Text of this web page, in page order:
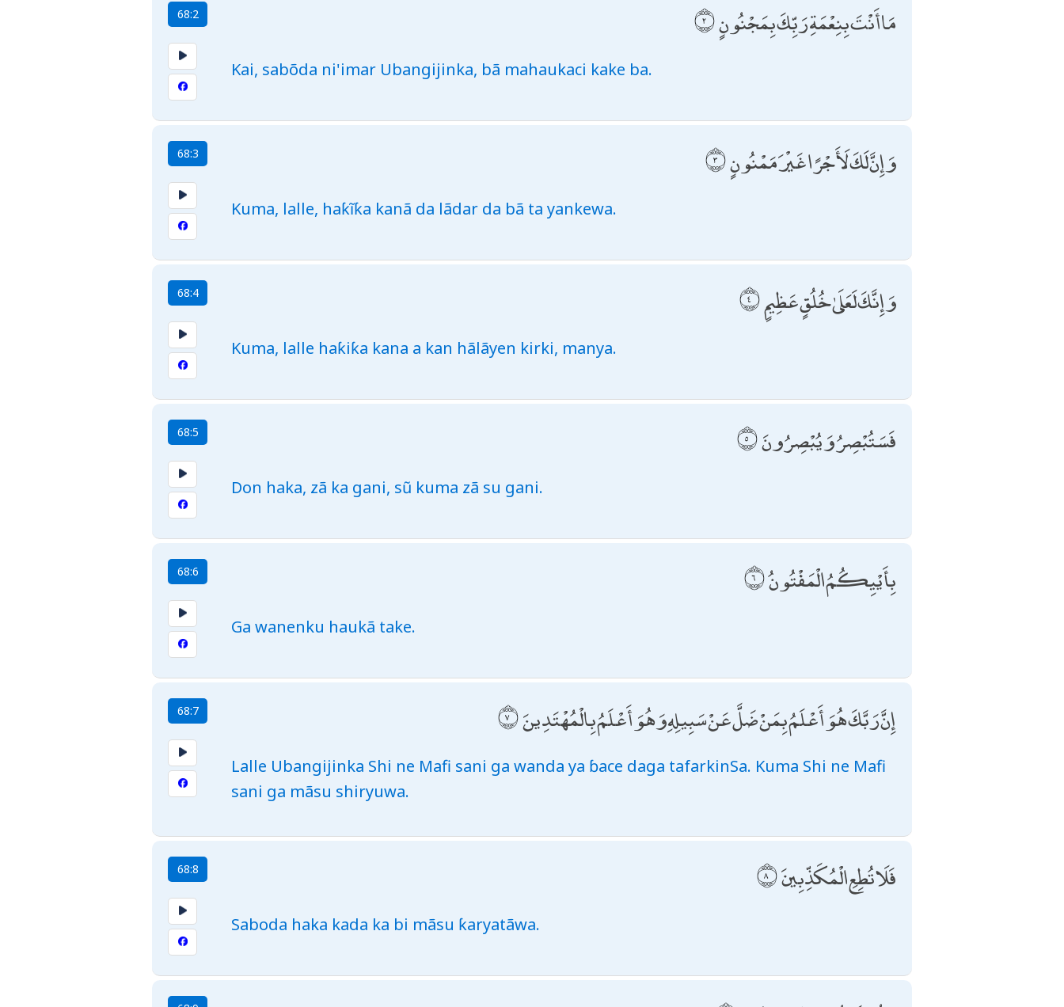
68:2 مَا أَنْتَ بِنِعْمَةِ رَبِّكَ بِمَجْنُونٍ
Kai, sabõda ni'imar Ubangijinka, bã mahaukaci kake ba.
68:3 وَإِنَّ لَكَ لَأَجْرًا غَيْرَ مَمْنُونٍ
Kuma, lalle, haƙĩƙa kanã da lãdar da bã ta yankewa.
68:4 وَإِنَّكَ لَعَلَىٰ خُلُقٍ عَظِيمٍ
Kuma, lalle haƙiƙa kana a kan hãlãyen kirki, manya.
68:5 فَسَتُبْصِرُ وَيُبْصِرُونَ
Don haka, zã ka gani, sũ kuma zã su gani.
68:6 بِأَيْيِكُمُ الْمَفْتُونُ
Ga wanenku haukã take.
68:7 إِنَّ رَبَّكَ هُوَ أَعْلَمُ بِمَنْ ضَلَّ عَنْ سَبِيلِهِ وَهُوَ أَعْلَمُ بِالْمُهْتَدِينَ
Lalle Ubangijinka Shi ne Mafi sani ga wanda ya ɓace daga tafarkinSa. Kuma Shi ne Mafi
sani ga mãsu shiryuwa.
68:8 فَلَا تُطِعِ الْمُكَذِّبِينَ
Saboda haka kada ka bi mãsu ƙaryatãwa.